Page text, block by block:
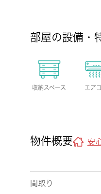
部屋の設備・
収納スペース エア
物件概要 安
間取り